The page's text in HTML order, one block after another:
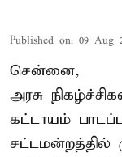
Published on: 09 Aug
சென்னை,
அரசு
கட்டாயம்